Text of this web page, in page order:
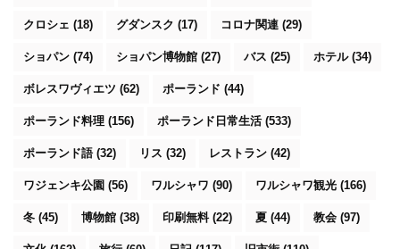
クロシェ (18) グダンスク (17) コロナ関連 (29)
ショパン (74) ショパン博物館 (27) バス (25) ホテル(34)
ボレスワヴィエツ (62) ポーランド (44)
ポーランド料理 (156) ポーランド日常生活(533)
ポーランド語(32) リス (32) レストラン (42)
ワジェンキ公園 (56) ワルシャワ (90) ワルシャワ観光 (166)
冬 (45) 博物館 (38) 印刷無料(22) 夏 (44) 教会 (97)